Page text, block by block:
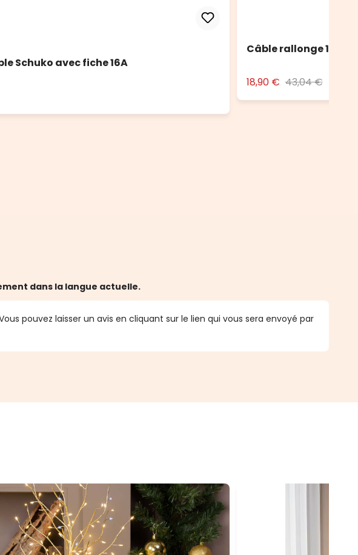
Schuko avec fiche 16A
Câble rallonge 10 m
18,90 € 43,04 €
dans la langue actuelle.
pouvez laisser un avis en cliquant sur le lien qui vous sera envoyé par